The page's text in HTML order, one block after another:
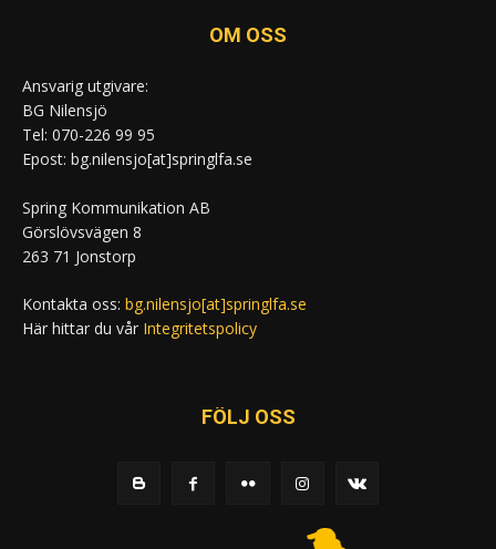
OM OSS
Ansvarig utgivare:
BG Nilensjö
Tel: 070-226 99 95
Epost: bg.nilensjo[at]springlfa.se
Spring Kommunikation AB
Görslövsvägen 8
263 71 Jonstorp
Kontakta oss: bg.nilensjo[at]springlfa.se
Här hittar du vår Integritetspolicy
FÖLJ OSS